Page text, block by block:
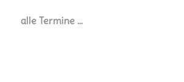
alle Termine …